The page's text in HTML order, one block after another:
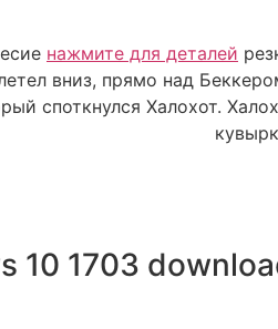
нажмите для деталей
вниз, прямо над
споткнулся Халохот.
10 1703